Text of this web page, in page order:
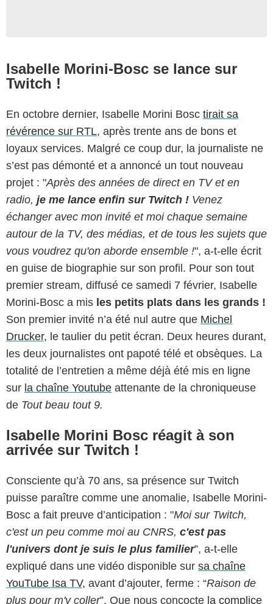
Isabelle Morini-Bosc se lance sur
Twitch !
En octobre dernier, Isabelle Morini Bosc tirait sa
révérence sur RTL, après trente ans de bons et
loyaux services. Malgré ce coup dur, la journaliste ne
s’est pas démonté et a annoncé un tout nouveau
projet : "Après des années de direct en TV et en
radio, je me lance enfin sur Twitch ! Venez
échanger avec mon invité et moi chaque semaine
autour de la TV, des médias, et de tous les sujets que
vous voudrez qu'on aborde ensemble !", a-t-elle écrit
en guise de biographie sur son profil. Pour son tout
premier stream, diffusé ce samedi 7 février, Isabelle
Morini-Bosc a mis les petits plats dans les grands !
Son premier invité n’a été nul autre que Michel
Drucker, le taulier du petit écran. Deux heures durant,
les deux journalistes ont papoté télé et obsèques. La
totalité de l’entretien a même déjà été mis en ligne
sur la chaîne Youtube attenante de la chroniqueuse
de Tout beau tout 9.
Isabelle Morini Bosc réagit à son
arrivée sur Twitch !
Consciente qu’à 70 ans, sa présence sur Twitch
puisse paraître comme une anomalie, Isabelle Morini-
Bosc a fait preuve d’anticipation : "Moi sur Twitch,
c'est un peu comme moi au CNRS, c'est pas
l'univers dont je suis le plus familier”, a-t-elle
expliqué dans une vidéo disponible sur sa chaîne
YouTube Isa TV, avant d’ajouter, ferme : “Raison de
plus pour m'y coller”. Que nous concocte la complice